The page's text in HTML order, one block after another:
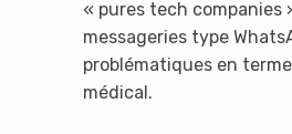
« pures tech companies
messageries type
problématiques en
médical.